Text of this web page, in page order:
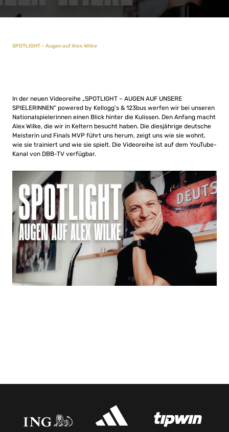
SPOTLIGHT – Augen auf Alex Wilke
In der neuen Videoreihe „SPOTLIGHT – AUGEN AUF UNSERE
SPIELERINNEN“ powered by Kellogg’s & 123bus werfen wir bei unseren
Nationalspielerinnen einen Blick hinter die Kulissen. Den Anfang macht
Alex Wilke, die wir in Keltern besucht haben. Die diesjährige deutsche
Meisterin und Finals MVP führt uns herum, zeigt uns wie sie wohnt,
wie sie trainiert und wie sie spielt. Die Videoreihe ist auf dem YouTube-
Kanal von DBB-TV verfügbar.